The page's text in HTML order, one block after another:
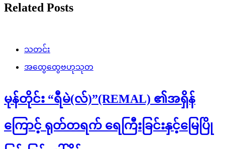
Related Posts
သတင်း
အထွေထွေဗဟုသုတ
မုန်တိုင်း “ရီမဲ(လ်)”(REMAL) ၏အရှိန်
ကြောင့် ရုတ်တရက် ရေကြီးခြင်းနှင့်မြေပြို